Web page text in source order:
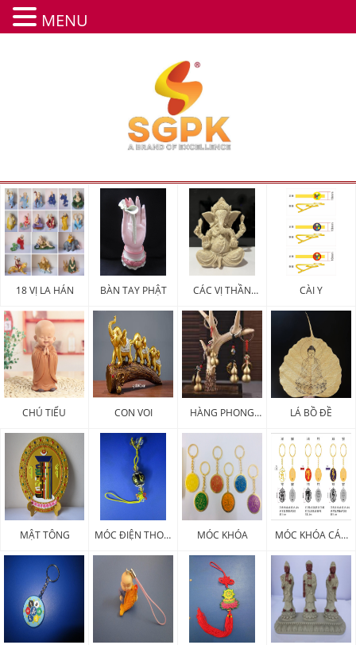
18 VỊ LA HÁN BÀN TAY PHẬT
CÁC VỊ THẦN
CÀI Y
CHÚ TIỂU CON VOI
HÀNG PHONG
LÁ BỒ ĐỀ
MẬT TÔNG
MÓC ĐIỆN THOẠI
MÓC KHÓA
MÓC KHÓA CÁC
MENU